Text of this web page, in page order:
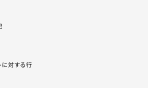
に対する行